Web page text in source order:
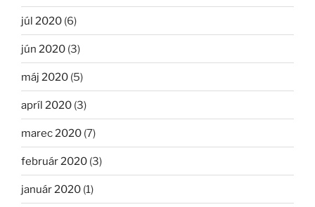
júl 2020 (6)
jún 2020 (3)
máj 2020 (5)
apríl 2020 (3)
marec 2020 (7)
február 2020 (3)
január 2020 (1)